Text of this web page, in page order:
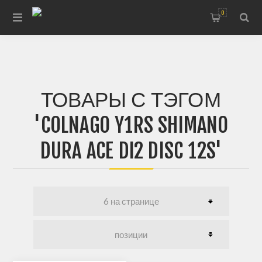
0
ТОВАРЫ С ТЭГОМ
'COLNAGO Y1RS SHIMANO
DURA ACE DI2 DISC 12S'